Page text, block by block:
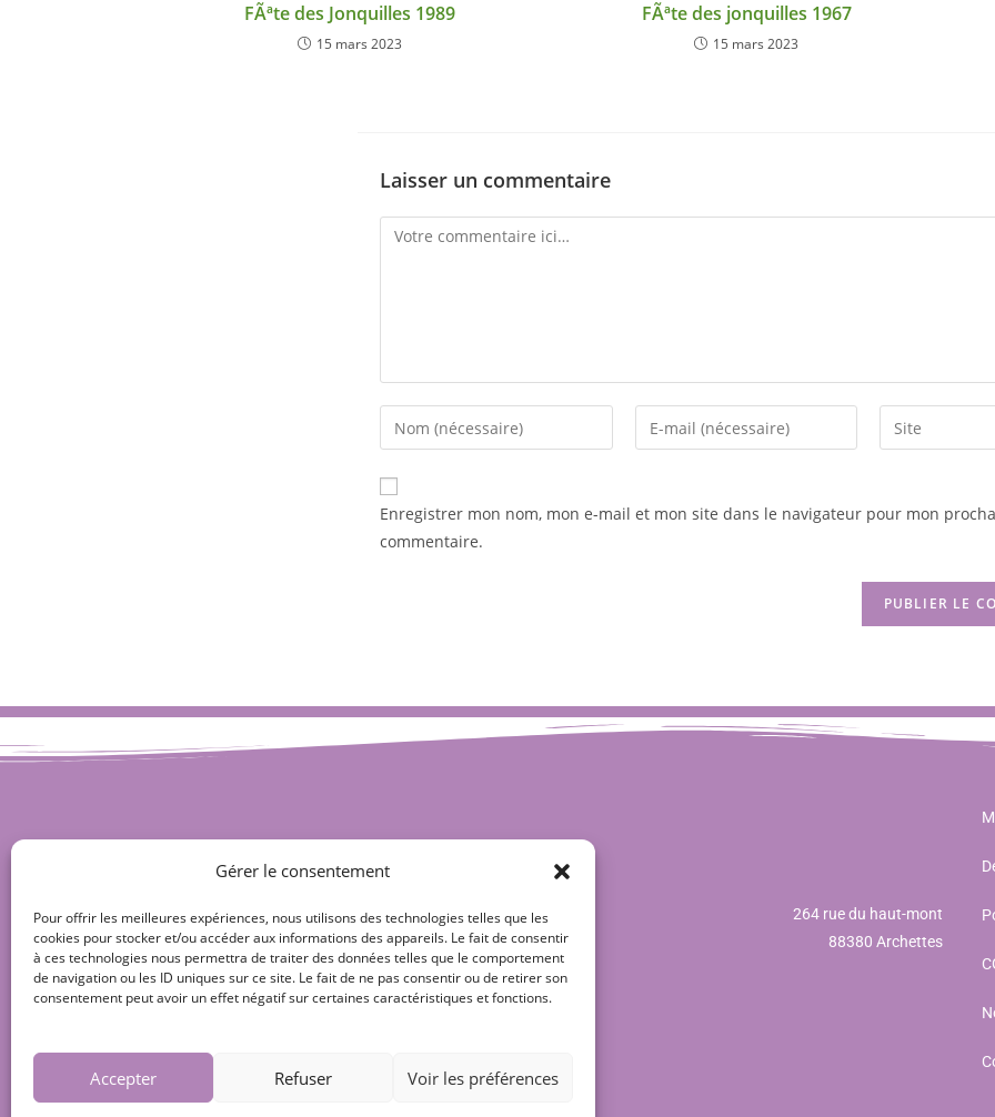
Gérer le consentement
Pour offrir les meilleures expériences, nous utilisons des technologies telles que les
cookies pour stocker et/ou accéder aux informations des appareils. Le fait de consentir
à ces technologies nous permettra de traiter des données telles que le comportement
de navigation ou les ID uniques sur ce site. Le fait de ne pas consentir ou de retirer son
consentement peut avoir un effet négatif sur certaines caractéristiques et fonctions.
Accepter Refuser Voir les préférences
FÃªte des Jonquilles 1989
15 mars 2023
FÃªte des jonquilles 1967
15 mars 2023
Laisser un commentaire
Enregistrer mon nom, mon e-mail et mon site dans le navigateur pour mon
commentaire.
264 rue du haut-mont
88380 Archettes